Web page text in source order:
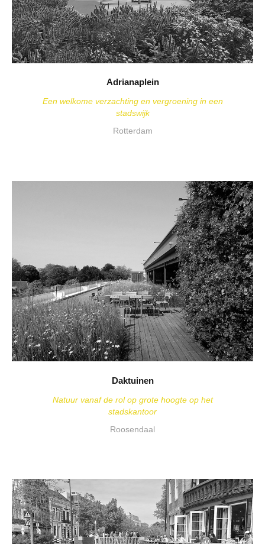
Adrianaplein
Een welkome verzachting en vergroening in een
stadswijk
Rotterdam
Daktuinen
Natuur vanaf de rol op grote hoogte op het
stadskantoor
Roosendaal